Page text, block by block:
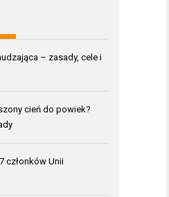
– zasady, cele i
cień do powiek?
członków Unii